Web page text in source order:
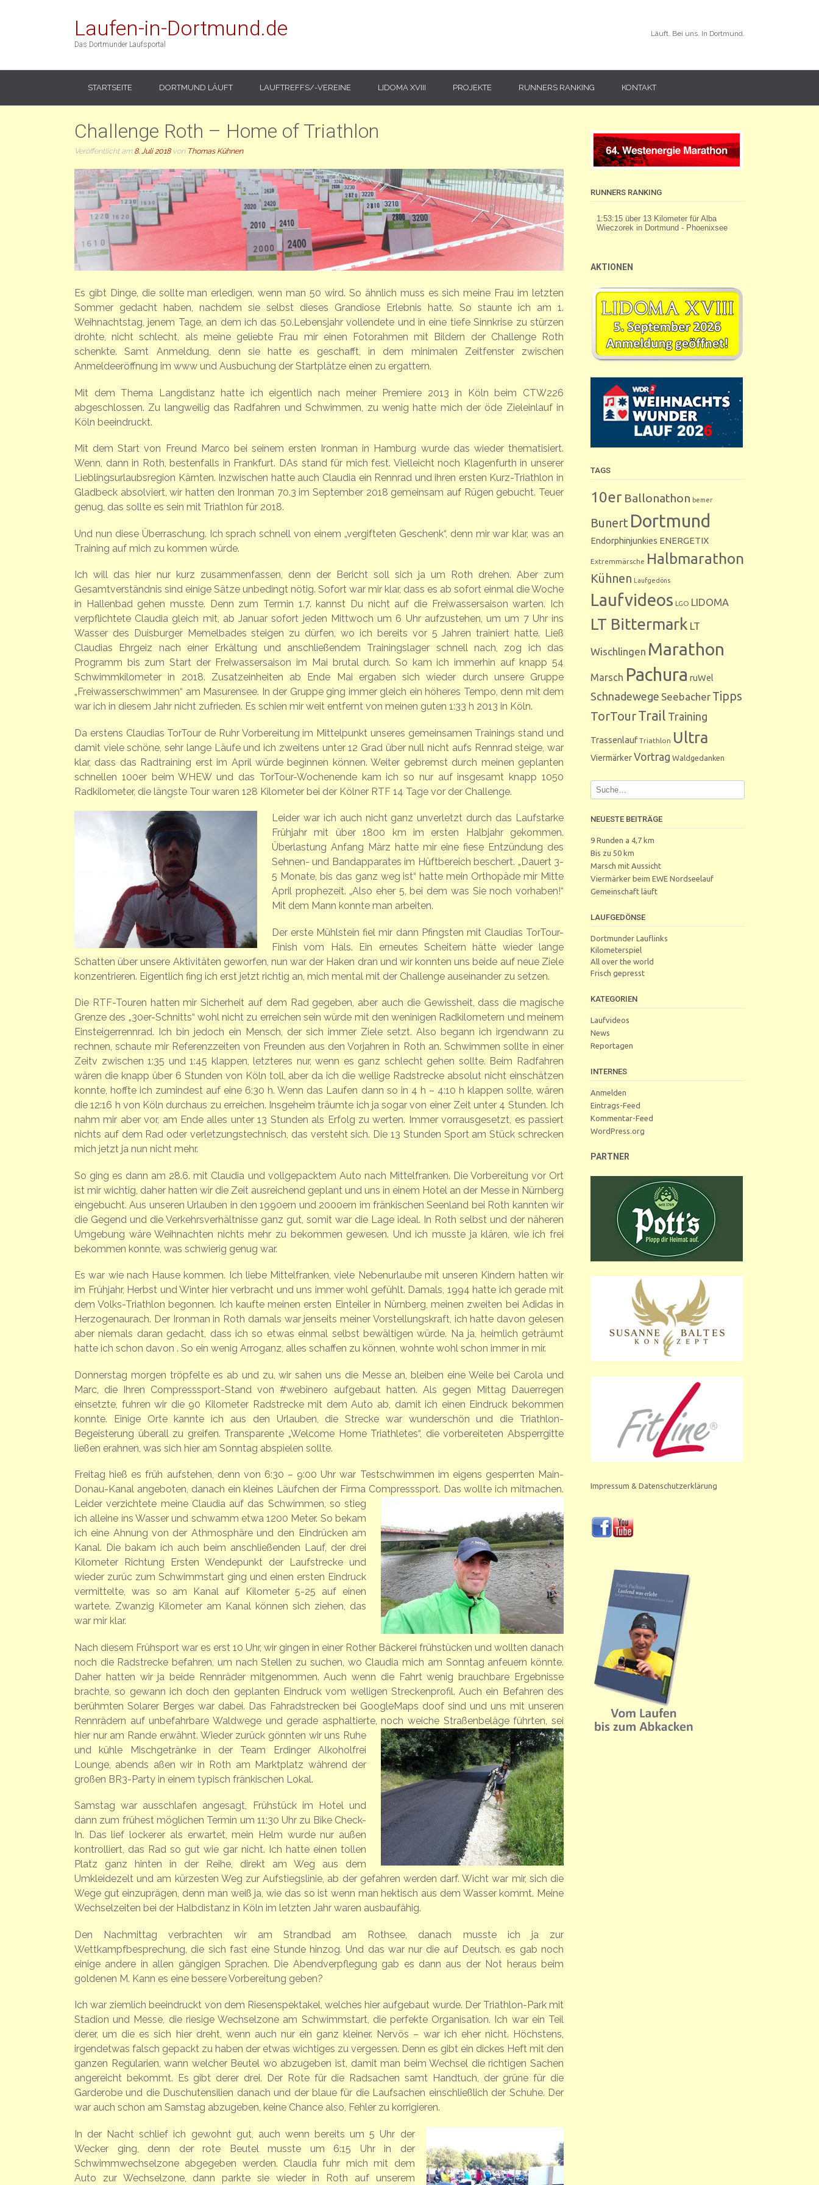
Laufen-in-Dortmund.de
Das Dortmunder Laufsportal
Läuft. Bei uns. In Dortmund.
STARTSEITE DORTMUND LÄUFT LAUFTREFFS/-VEREINE LIDOMA XVIII PROJEKTE RUNNERS RANKING KONTAKT
Challenge Roth – Home of Triathlon
Veröffentlicht am 8. Juli 2018von Thomas Kühnen
Es gibt Dinge, die sollte man erledigen, wenn man 50 wird. So ähnlich muss es sich meine Frau im letzten
Sommer gedacht haben, nachdem sie selbst dieses Grandiose Erlebnis hatte. So staunte ich am 1.
Weihnachtstag, jenem Tage, an dem ich das 50.Lebensjahr vollendete und in eine tiefe Sinnkrise zu stürzen
drohte, nicht schlecht, als meine geliebte Frau mir einen Fotorahmen mit Bildern der Challenge Roth
schenkte. Samt Anmeldung, denn sie hatte es geschafft, in dem minimalen Zeitfenster zwischen
Anmeldeeröffnung im www und Ausbuchung der Startplätze einen zu ergattern.
Mit dem Thema Langdistanz hatte ich eigentlich nach meiner Premiere 2013 in Köln beim CTW226
abgeschlossen. Zu langweilig das Radfahren und Schwimmen, zu wenig hatte mich der öde Zieleinlauf in
Köln beeindruckt.
Mit dem Start von Freund Marco bei seinem ersten Ironman in Hamburg wurde das wieder thematisiert.
Wenn, dann in Roth, bestenfalls in Frankfurt. DAs stand für mich fest. Vielleicht noch Klagenfurth in unserer
Lieblingsurlaubsregion Kärnten. Inzwischen hatte auch Claudia ein Rennrad und ihren ersten Kurz-Triathlon in
Gladbeck absolviert, wir hatten den Ironman 70.3 im September 2018 gemeinsam auf Rügen gebucht. Teuer
genug, das sollte es sein mit Triathlon für 2018.
Und nun diese Überraschung. Ich sprach schnell von einem „vergifteten Geschenk“, denn mir war klar, was an
Training auf mich zu kommen würde.
Ich will das hier nur kurz zusammenfassen, denn der Bericht soll sich ja um Roth drehen. Aber zum
Gesamtverständnis sind einige Sätze unbedingt nötig. Sofort war mir klar, dass es ab sofort einmal die Woche
in Hallenbad gehen musste. Denn zum Termin 1.7. kannst Du nicht auf die Freiwassersaison warten. Ich
verpflichtete Claudia gleich mit, ab Januar sofort jeden Mittwoch um 6 Uhr aufzustehen, um um 7 Uhr ins
Wasser des Duisburger Memelbades steigen zu dürfen, wo ich bereits vor 5 Jahren trainiert hatte. Ließ
Claudias Ehrgeiz nach einer Erkältung und anschließendem Trainingslager schnell nach, zog ich das
Programm bis zum Start der Freiwassersaison im Mai brutal durch. So kam ich immerhin auf knapp 54
Schwimmkilometer in 2018. Zusatzeinheiten ab Ende Mai ergaben sich wieder durch unsere Gruppe
„Freiwasserschwimmen“ am Masurensee. In der Gruppe ging immer gleich ein höheres Tempo, denn mit dem
war ich in diesem Jahr nicht zufrieden. Es schien mir weit entfernt von meinen guten 1:33 h 2013 in Köln.
Da erstens Claudias TorTour de Ruhr Vorbereitung im Mittelpunkt unseres gemeinsamen Trainings stand und
damit viele schöne, sehr lange Läufe und ich zweitens unter 12 Grad über null nicht aufs Rennrad steige, war
klar, dass das Radtraining erst im April würde beginnen können. Weiter gebremst durch meinen geplanten
schnellen 100er beim WHEW und das TorTour-Wochenende kam ich so nur auf insgesamt knapp 1050
Radkilometer, die längste Tour waren 128 Kilometer bei der Kölner RTF 14 Tage vor der Challenge.
Leider war ich auch nicht ganz unverletzt durch das Laufstarke
Frühjahr mit über 1800 km im ersten Halbjahr gekommen.
Überlastung Anfang März hatte mir eine fiese Entzündung des
Sehnen- und Bandapparates im Hüftbereich beschert. „Dauert 3-
5 Monate, bis das ganz weg ist“ hatte mein Orthopäde mir Mitte
April prophezeit. „Also eher 5, bei dem was Sie noch vorhaben!“
Mit dem Mann konnte man arbeiten.
Der erste Mühlstein fiel mir dann Pfingsten mit Claudias TorTour-
Finish vom Hals. Ein erneutes Scheitern hätte wieder lange
Schatten über unsere Aktivitäten geworfen, nun war der Haken dran und wir konnten uns beide auf neue Ziele
konzentrieren. Eigentlich fing ich erst jetzt richtig an, mich mental mit der Challenge auseinander zu setzen.
Die RTF-Touren hatten mir Sicherheit auf dem Rad gegeben, aber auch die Gewissheit, dass die magische
Grenze des „30er-Schnitts“ wohl nicht zu erreichen sein würde mit den weninigen Radkilometern und meinem
Einsteigerrennrad. Ich bin jedoch ein Mensch, der sich immer Ziele setzt. Also begann ich irgendwann zu
rechnen, schaute mir Referenzzeiten von Freunden aus den Vorjahren in Roth an. Schwimmen sollte in einer
Zeitv zwischen 1:35 und 1:45 klappen, letzteres nur, wenn es ganz schlecht gehen sollte. Beim Radfahren
wären die knapp über 6 Stunden von Köln toll, aber da ich die wellige Radstrecke absolut nicht einschätzen
konnte, hoffte ich zumindest auf eine 6:30 h. Wenn das Laufen dann so in 4 h – 4:10 h klappen sollte, wären
die 12:16 h von Köln durchaus zu erreichen. Insgeheim träumte ich ja sogar von einer Zeit unter 4 Stunden. Ich
nahm mir aber vor, am Ende alles unter 13 Stunden als Erfolg zu werten. Immer vorrausgesetzt, es passiert
nichts auf dem Rad oder verletzungstechnisch, das versteht sich. Die 13 Stunden Sport am Stück schrecken
mich jetzt ja nun nicht mehr.
So ging es dann am 28.6. mit Claudia und vollgepacktem Auto nach Mittelfranken. Die Vorbereitung vor Ort
ist mir wichtig, daher hatten wir die Zeit ausreichend geplant und uns in einem Hotel an der Messe in Nürnberg
eingebucht. Aus unseren Urlauben in den 1990ern und 2000ern im fränkischen Seenland bei Roth kannten wir
die Gegend und die Verkehrsverhältnisse ganz gut, somit war die Lage ideal. In Roth selbst und der näheren
Umgebung wäre Weihnachten nichts mehr zu bekommen gewesen. Und ich musste ja klären, wie ich frei
bekommen konnte, was schwierig genug war.
Es war wie nach Hause kommen. Ich liebe Mittelfranken, viele Nebenurlaube mit unseren Kindern hatten wir
im Frühjahr, Herbst und Winter hier verbracht und uns immer wohl gefühlt. Damals, 1994 hatte ich gerade mit
dem Volks-Triathlon begonnen. Ich kaufte meinen ersten Einteiler in Nürnberg, meinen zweiten bei Adidas in
Herzogenaurach. Der Ironman in Roth damals war jenseits meiner Vorstellungskraft, ich hatte davon gelesen
aber niemals daran gedacht, dass ich so etwas einmal selbst bewältigen würde. Na ja, heimlich geträumt
hatte ich schon davon . So ein wenig Arroganz, alles schaffen zu können, wohnte wohl schon immer in mir.
Donnerstag morgen tröpfelte es ab und zu, wir sahen uns die Messe an, bleiben eine Weile bei Carola und
Marc, die Ihren Compresssport-Stand von #webinero aufgebaut hatten. Als gegen Mittag Dauerregen
einsetzte, fuhren wir die 90 Kilometer Radstrecke mit dem Auto ab, damit ich einen Eindruck bekommen
konnte. Einige Orte kannte ich aus den Urlauben, die Strecke war wunderschön und die Triathlon-
Begeisterung überall zu greifen. Transparente „Welcome Home Triathletes“, die vorbereiteten Absperrgitte
ließen erahnen, was sich hier am Sonntag abspielen sollte.
Freitag hieß es früh aufstehen, denn von 6:30 – 9:00 Uhr war Testschwimmen im eigens gesperrten Main-
Donau-Kanal angeboten, danach ein kleines Läufchen der Firma Compresssport. Das wollte ich mitmachen.
Leider verzichtete meine Claudia auf das Schwimmen, so stieg
ich alleine ins Wasser und schwamm etwa 1200 Meter. So bekam
ich eine Ahnung von der Athmosphäre und den Eindrücken am
Kanal. Die bakam ich auch beim anschließenden Lauf, der drei
Kilometer Richtung Ersten Wendepunkt der Laufstrecke und
wieder zurüc zum Schwimmstart ging und einen ersten Eindruck
vermittelte, was so am Kanal auf Kilometer 5-25 auf einen
wartete. Zwanzig Kilometer am Kanal können sich ziehen, das
war mir klar.
Nach diesem Frühsport war es erst 10 Uhr, wir gingen in einer Rother Bäckerei frühstücken und wollten danach
noch die Radstrecke befahren, um nach Stellen zu suchen, wo Claudia mich am Sonntag anfeuern könnte.
Daher hatten wir ja beide Rennräder mitgenommen. Auch wenn die Fahrt wenig brauchbare Ergebnisse
brachte, so gewann ich doch den geplanten Eindruck vom welligen Streckenprofil. Auch ein Befahren des
berühmten Solarer Berges war dabei. Das Fahradstrecken bei GoogleMaps doof sind und uns mit unseren
Rennrädern auf unbefahrbare Waldwege und gerade asphaltierte, noch weiche Straßenbeläge führten, sei
hier nur am Rande erwähnt. Wieder zurück gönnten wir uns Ruhe
und kühle Mischgetränke in der Team Erdinger Alkoholfrei
Lounge, abends aßen wir in Roth am Marktplatz während der
großen BR3-Party in einem typisch fränkischen Lokal.
Samstag war ausschlafen angesagt, Frühstück im Hotel und
dann zum frühest möglichen Termin um 11:30 Uhr zu Bike Check-
In. Das lief lockerer als erwartet, mein Helm wurde nur außen
kontrolliert, das Rad so gut wie gar nicht. Ich hatte einen tollen
Platz ganz hinten in der Reihe, direkt am Weg aus dem
Umkleidezelt und am kürzesten Weg zur Aufstiegslinie, ab der gefahren werden darf. Wicht war mir, sich die
Wege gut einzuprägen, denn man weiß ja, wie das so ist wenn man hektisch aus dem Wasser kommt. Meine
Wechselzeiten bei der Halbdistanz in Köln im letzten Jahr waren ausbaufähig.
Den Nachmittag verbrachten wir am Strandbad am Rothsee, danach musste ich ja zur
Wettkampfbesprechung, die sich fast eine Stunde hinzog. Und das war nur die auf Deutsch. es gab noch
einige andere in allen gängigen Sprachen. Die Abendverpflegung gab es dann aus der Not heraus beim
goldenen M. Kann es eine bessere Vorbereitung geben?
Ich war ziemlich beeindruckt von dem Riesenspektakel, welches hier aufgebaut wurde. Der Triathlon-Park mit
Stadion und Messe, die riesige Wechselzone am Schwimmstart, die perfekte Organisation. Ich war ein Teil
derer, um die es sich hier dreht, wenn auch nur ein ganz kleiner. Nervös – war ich eher nicht. Höchstens,
irgendetwas falsch gepackt zu haben der etwas wichtiges zu vergessen. Denn es gibt ein dickes Heft mit den
ganzen Regularien, wann welcher Beutel wo abzugeben ist, damit man beim Wechsel die richtigen Sachen
angereicht bekommt. Es gibt derer drei. Der Rote für die Radsachen samt Handtuch, der grüne für die
Garderobe und die Duschutensilien danach und der blaue für die Laufsachen einschließlich der Schuhe. Der
war auch schon am Samstag abzugeben, keine Chance also, Fehler zu korrigieren.
In der Nacht schlief ich gewohnt gut, auch wenn bereits um 5 Uhr der
Wecker ging, denn der rote Beutel musste um 6:15 Uhr in der
Schwimmwechselzone abgegeben werden. Claudia fuhr mich mit dem
Auto zur Wechselzone, dann parkte sie wieder in Roth auf unserem
RUNNERS RANKING
AKTIONEN
TAGS
10er Ballonathon bemer
Bunert Dortmund
Endorphinjunkies ENERGETIX
Extremmärsche Halbmarathon
Kühnen Laufgedöns
Laufvideos LGO LIDOMA
LT Bittermark LT
Wischlingen Marathon
Marsch Pachura ruWel
Schnadewege Seebacher Tipps
TorTourTrail Training
Trassenlauf Triathlon Ultra
ViermärkerVortrag Waldgedanken
NEUESTE BEITRÄGE
9 Runden a 4,7 km
Bis zu 50 km
Marsch mit Aussicht
Viermärker beim EWE Nordseelauf
Gemeinschaft läuft
LAUFGEDÖNSE
Dortmunder Lauflinks
Kilometerspiel
All over the world
Frisch gepresst
KATEGORIEN
Laufvideos
News
Reportagen
INTERNES
Anmelden
Eintrags-Feed
Kommentar-Feed
WordPress.org
PARTNER
Impressum & Datenschutzerklärung